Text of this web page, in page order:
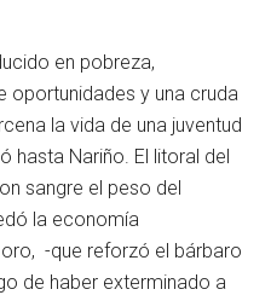
en pobreza,
oportunidades y una cruda
la vida de una juventud
hasta Nariño. El litoral del
sangre el peso del
la economía
-que reforzó el bárbaro
de haber exterminado a